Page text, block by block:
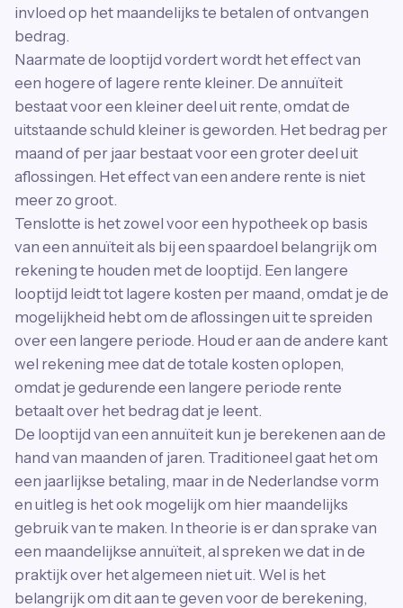
invloed op het maandelijks te betalen of ontvangen
bedrag.
Naarmate de looptijd vordert wordt het effect van
een hogere of lagere rente kleiner. De annuïteit
bestaat voor een kleiner deel uit rente, omdat de
uitstaande schuld kleiner is geworden. Het bedrag per
maand of per jaar bestaat voor een groter deel uit
aflossingen. Het effect van een andere rente is niet
meer zo groot.
Tenslotte is het zowel voor een hypotheek op basis
van een annuïteit als bij een spaardoel belangrijk om
rekening te houden met de looptijd. Een langere
looptijd leidt tot lagere kosten per maand, omdat je de
mogelijkheid hebt om de aflossingen uit te spreiden
over een langere periode. Houd er aan de andere kant
wel rekening mee dat de totale kosten oplopen,
omdat je gedurende een langere periode rente
betaalt over het bedrag dat je leent.
De looptijd van een annuïteit kun je berekenen aan de
hand van maanden of jaren. Traditioneel gaat het om
een jaarlijkse betaling, maar in de Nederlandse vorm
en uitleg is het ook mogelijk om hier maandelijks
gebruik van te maken. In theorie is er dan sprake van
een maandelijkse annuïteit, al spreken we dat in de
praktijk over het algemeen niet uit. Wel is het
belangrijk om dit aan te geven voor de berekening,